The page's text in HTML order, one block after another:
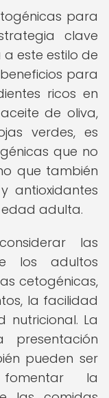
para
clave
este estilo de
para
ricos en
de oliva,
verdes, es
que no
que también
antioxidantes
adulta.
las
los adultos
cetogénicas,
la facilidad
nutricional. La
pueden ser
la